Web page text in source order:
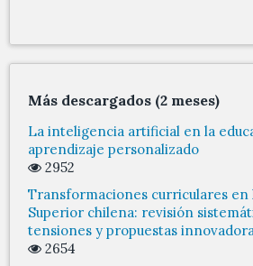
Más descargados (2 meses)
La inteligencia artificial en la
aprendizaje personalizado
2952
Transformaciones curriculares en
Superior chilena: revisión
tensiones y propuestas
2654